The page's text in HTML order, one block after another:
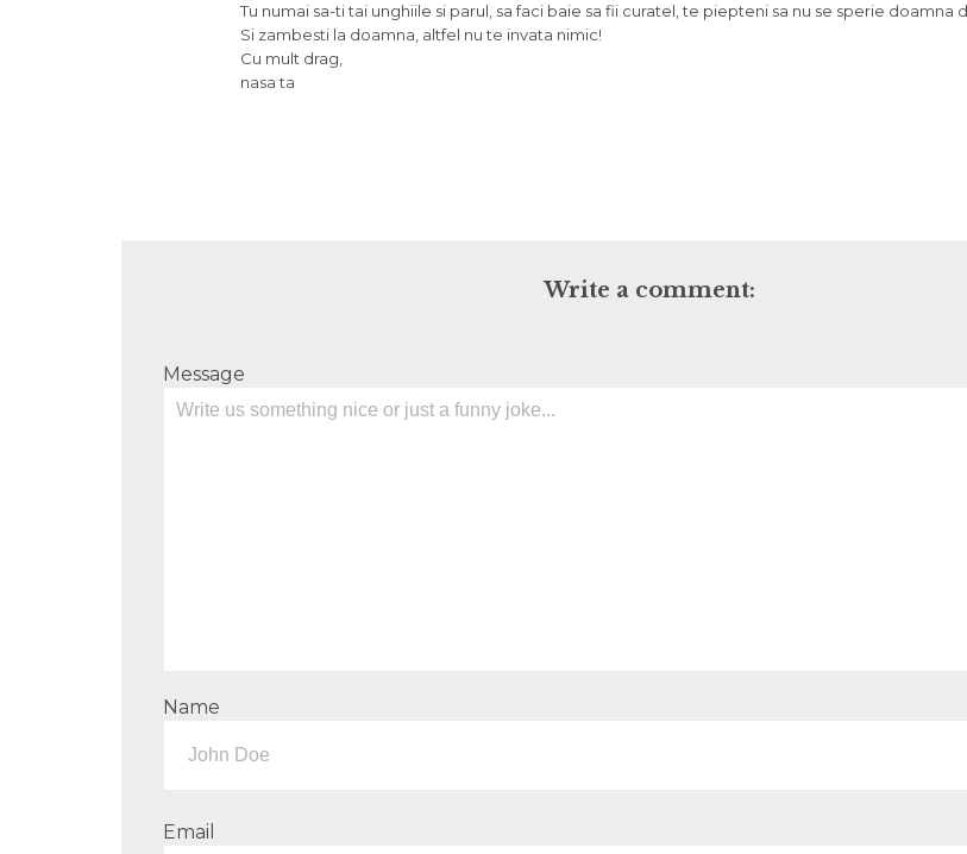
Tu numai sa-ti tai unghiile si parul, sa faci baie sa fii curatel, te piepteni sa nu se sperie doamna
Si zambesti la doamna, altfel nu te invata nimic!
Cu mult drag,
nasa ta
Write a comment:
Message
Name
Email